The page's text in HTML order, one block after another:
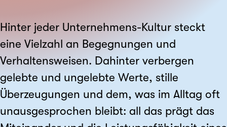
Hinter jeder Unternehmens-Kultur steckt
eine Vielzahl an Begegnungen und
Verhaltensweisen. Dahinter verbergen
gelebte und ungelebte Werte, stille
Überzeugungen und dem, was im Alltag oft
unausgesprochen bleibt: all das prägt das